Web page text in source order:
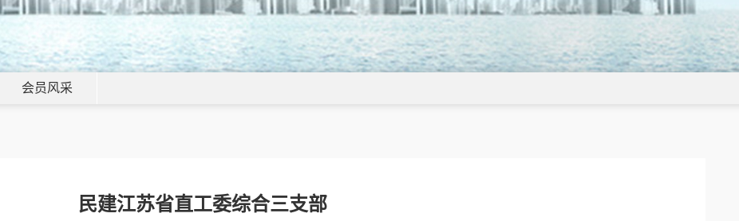
会员风采
民建江苏省直工委综合三支部